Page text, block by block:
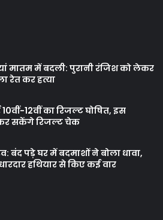
मातम में बदली: पुरानी रंजिश को लेकर
रेत कर हत्या
10वीं-12वीं का रिजल्ट घोषित, इस
सकेंगे रिजल्ट चेक
बंद पड़े घर में बदमाशों ने बोला धावा,
हथियार से किए कई वार